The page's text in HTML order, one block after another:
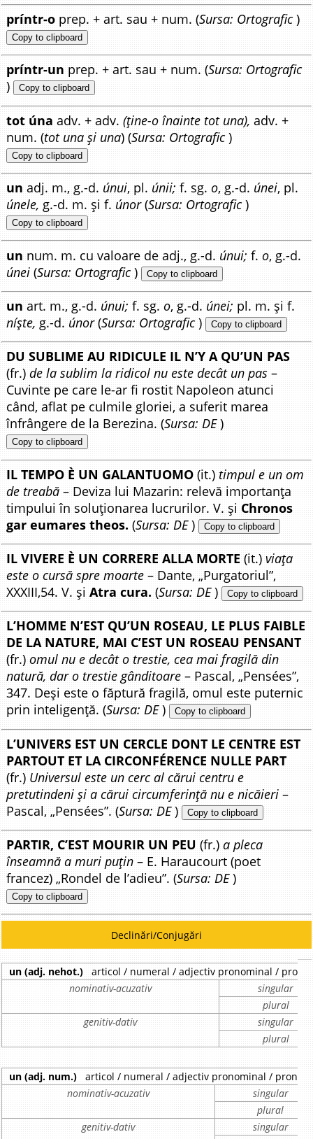
príntr-o prep. + art. sau + num. (Sursa: Ortografic )
Copy to clipboard
príntr-un prep. + art. sau + num. (Sursa: Ortografic
) Copy to clipboard
tot úna adv. + adv. (ține-o înainte tot una),adv. +
num. (tot una și una) (Sursa: Ortografic )
Copy to clipboard
un adj. m., g.-d. únui, pl. únii; f. sg.o, g.-d. únei, pl.
únele, g.-d. m. și f. únor(Sursa: Ortografic )
Copy to clipboard
un num. m. cu valoare de adj., g.-d. únui; f.o, g.-d.
únei (Sursa: Ortografic ) Copy to clipboard
un art. m., g.-d. únui; f. sg.o, g.-d. únei; pl. m. și f.
níște, g.-d. únor(Sursa: Ortografic ) Copy to clipboard
DU SUBLIME AU RIDICULE IL N’Y A QU’UN PAS
(fr.)de la sublim la ridicol nu este decât un pas –
Cuvinte pe care le-ar fi rostit Napoleon atunci
când, aflat pe culmile gloriei, a suferit marea
înfrângere de la Berezina. (Sursa: DE)
Copy to clipboard
IL TEMPO È UN GALANTUOMO (it.) timpul e un om
de treabă – Deviza lui Mazarin: relevă importanța
timpului în soluționarea lucrurilor. V. și Chronos
gar eumares theos. (Sursa: DE) Copy to clipboard
IL VIVERE È UN CORRERE ALLA MORTE (it.) viața
este o cursă spre moarte – Dante, „Purgatoriul”,
XXXIII,54. V. șiAtra cura. (Sursa: DE) Copy to clipboard
L’HOMME N’EST QU’UN ROSEAU, LE PLUS FAIBLE
DE LA NATURE, MAI C’EST UN ROSEAU PENSANT
(fr.)omul nu e decât o trestie, cea mai fragilă din
natură, dar o trestie gânditoare – Pascal, „Pensées”,
347. Deși este o făptură fragilă, omul este puternic
prin inteligență. (Sursa: DE) Copy to clipboard
L’UNIVERS EST UN CERCLE DONT LE CENTRE EST
PARTOUT ET LA CIRCONFÉRENCE NULLE PART
(fr.) Universul este un cerc al cărui centru e
pretutindeni și a cărui circumferință nu e nicăieri –
Pascal, „Pensées”. (Sursa: DE) Copy to clipboard
PARTIR, C’EST MOURIR UN PEU (fr.)a pleca
înseamnă a muri puțin – E. Haraucourt (poet
francez) „Rondel de l’adieu”. (Sursa: DE)
Copy to clipboard
Declinări/Conjugări
un (adj. nehot.) articol / numeral / adjectiv pronominal /
nominativ-acuzativ
singular
plural
genitiv-dativ
singular
plural
un (adj. num.) articol / numeral / adjectiv pronominal /
nominativ-acuzativ
singular
plural
genitiv-dativ
singular